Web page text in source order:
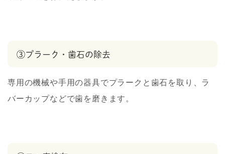
③プラーク・歯石の除去
専用の機械や手用の器具でプラークと歯石を取り、ラ
バーカップなどで歯を磨きます。